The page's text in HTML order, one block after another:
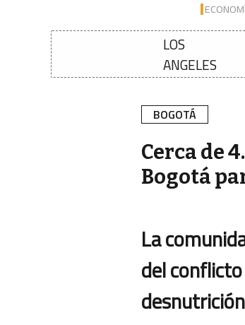
LOS
ANGELES
BOGOTÁ
Cerca de
Bogotá
La
del